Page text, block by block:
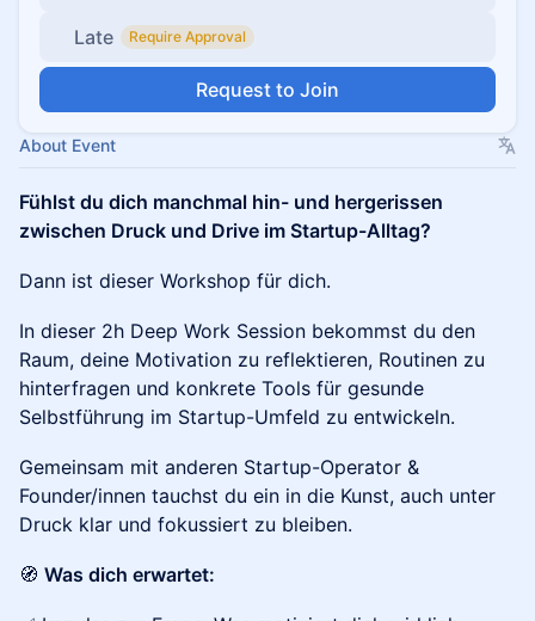
Late Require Approval
Request to Join
About Event
Fühlst du dich manchmal hin- und hergerissen
zwischen Druck und Drive im Startup-Alltag?
Dann ist dieser Workshop für dich.
In dieser 2h Deep Work Session bekommst du den
Raum, deine Motivation zu reflektieren, Routinen zu
hinterfragen und konkrete Tools für gesunde
Selbstführung im Startup-Umfeld zu entwickeln.
Gemeinsam mit anderen Startup-Operator &
Founder/innen tauchst du ein in die Kunst, auch unter
Druck klar und fokussiert zu bleiben.
🧭 Was dich erwartet: